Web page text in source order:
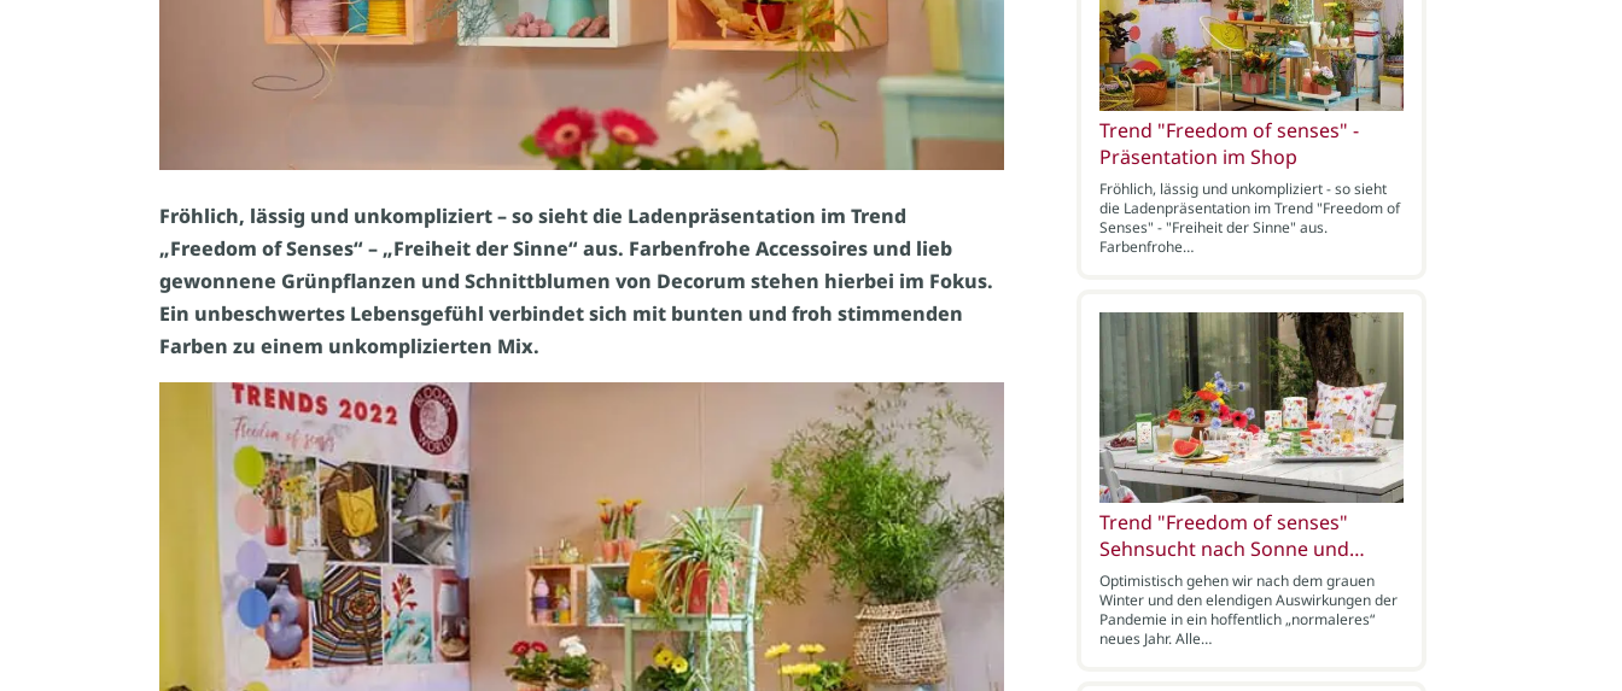
Fröhlich, lässig und unkompliziert – so sieht die Ladenpräsentation im Trend
„Freedom of Senses“ – „Freiheit der Sinne“ aus. Farbenfrohe Accessoires und lieb
gewonnene Grünpflanzen und Schnittblumen von Decorum stehen hierbei im Fokus.
Ein unbeschwertes Lebensgefühl verbindet sich mit bunten und froh stimmenden
Farben zu einem unkomplizierten Mix.
Trend "Freedom of senses" -
Präsentation im Shop
Fröhlich, lässig und unkompliziert - so sieht
die Ladenpräsentation im Trend "Freedom of
Senses" - "Freiheit der Sinne" aus.
Farbenfrohe…
Trend "Freedom of senses"
Sehnsucht nach Sonne und…
Optimistisch gehen wir nach dem grauen
Winter und den elendigen Auswirkungen der
Pandemie in ein hoffentlich „normaleres“
neues Jahr. Alle…